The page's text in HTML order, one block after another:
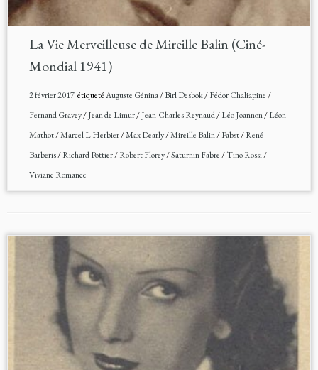
La Vie Merveilleuse de Mireille Balin (Ciné-
Mondial 1941)
2 février 2017étiquetéAuguste Génina/Birl Desbok/Fédor Chaliapine/
Fernand Gravey/Jean de Limur/Jean-Charles Reynaud/Léo Joannon/Léon
Mathot/Marcel L'Herbier/Max Dearly/Mireille Balin/Pabst/René
Barberis/Richard Pottier/Robert Florey/Saturnin Fabre/Tino Rossi/
Viviane Romance